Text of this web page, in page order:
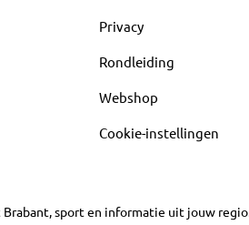
Privacy
Rondleiding
Webshop
Cookie-instellingen
sport en informatie uit jouw regio.